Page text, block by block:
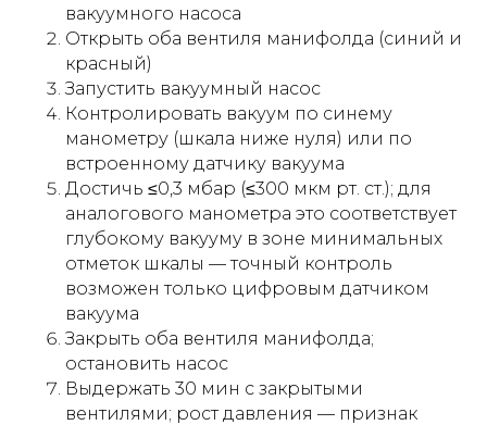
вакуумного насоса
Открыть оба вентиля манифолда (синий и
красный)
Запустить вакуумный насос
Контролировать вакуум по синему
манометру (шкала ниже нуля) или по
встроенному датчику вакуума
Достичь ≤0,3 мбар (≤300 мкм рт. ст.); для
аналогового манометра это соответствует
глубокому вакууму в зоне минимальных
отметок шкалы — точный контроль
возможен только цифровым датчиком
вакуума
Закрыть оба вентиля манифолда;
остановить насос
Выдержать 30 мин с закрытыми
вентилями; рост давления — признак